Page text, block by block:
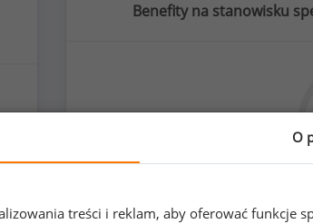
Benefity na stanowisku
O
treści i reklam, aby oferować funkcje